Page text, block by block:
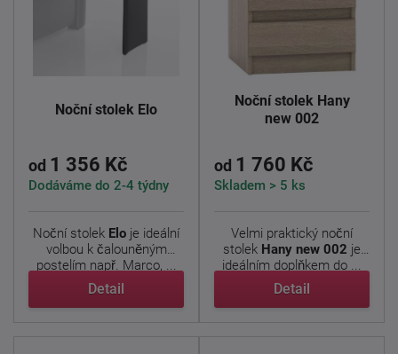
Noční stolek Elo
od 1 356 Kč
Dodáváme do 2-4 týdny
Noční stolek Elo je ideální
volbou k čalouněným
postelím např. Marco, ...
Detail
Noční stolek Hany
new 002
od 1 760 Kč
Skladem > 5 ks
Velmi praktický noční
stolek Hany new 002 je
ideálním doplňkem do ...
Detail